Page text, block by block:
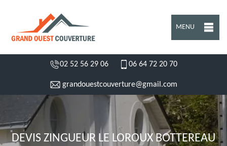
MENU
02 52 56 29 06 06 64 72 20 70
grandouestcouverture@gmail.com
DEVIS ZINGUEUR LE LOROUX BOTTEREAU